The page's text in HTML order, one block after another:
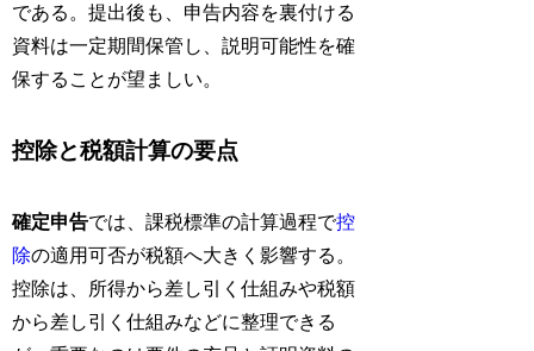
である。提出後も、申告内容を裏付ける
資料は一定期間保管し、説明可能性を確
保することが望ましい。
控除と税額計算の要点
確定申告では、課税標準の計算過程で控
除の適用可否が税額へ大きく影響する。
控除は、所得から差し引く仕組みや税額
から差し引く仕組みなどに整理できる